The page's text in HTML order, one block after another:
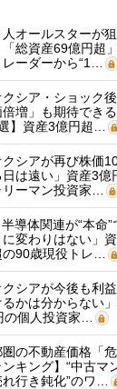
人オールスターが
総資産69億円超
ーダーから“1…
クシア・ショック
倍増」も期待でき
】資産3億円超…
クシアが再び株価
日は遠い」資産3億
ーマン投資家…
半導体関連が“本命”
に変わりはない」
90歳現役トレ…
クシアが今後も利
るかは分からない
の個人投資家…
圏の不動産価格「
キング】“中古マ
れ行き鈍化”のワ…